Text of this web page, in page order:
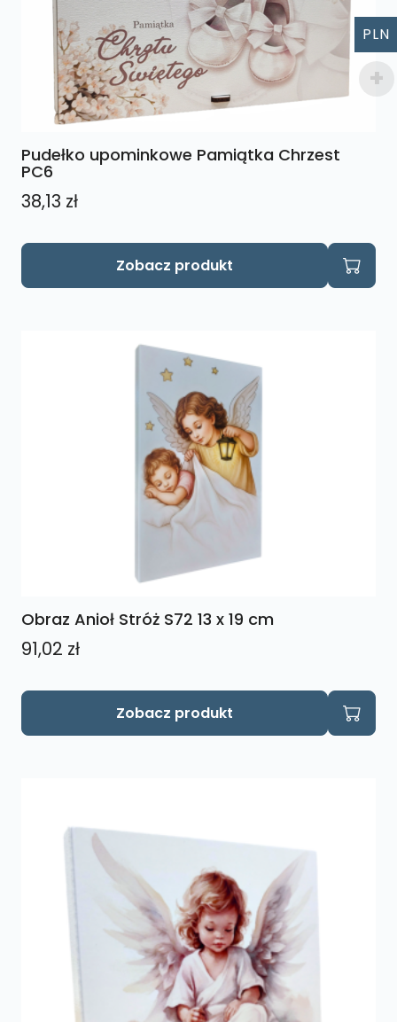
Pudełko upominkowe Pamiątka Chrzest
PC6
38,13 zł
Zobacz produkt
Ten
Obraz Anioł Stróż S72 13 x 19 cm
91,02 zł
Zobacz produkt
PLN